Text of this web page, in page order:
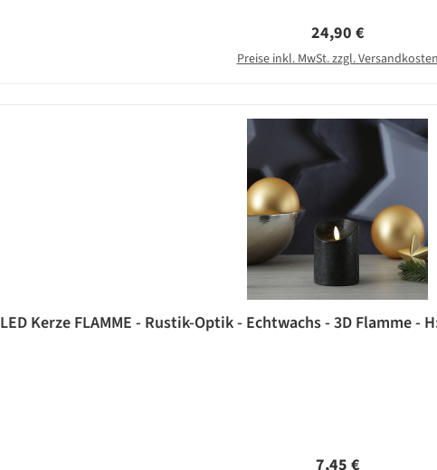
Regulärer Preis:
24,90 €
Preise inkl. MwSt. zzgl.
LED Kerze FLAMME - Rustik-Optik - Echtwachs - 3D Flamme -
Regulärer Preis:
7,45 €